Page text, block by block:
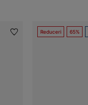
Reduceri 65%